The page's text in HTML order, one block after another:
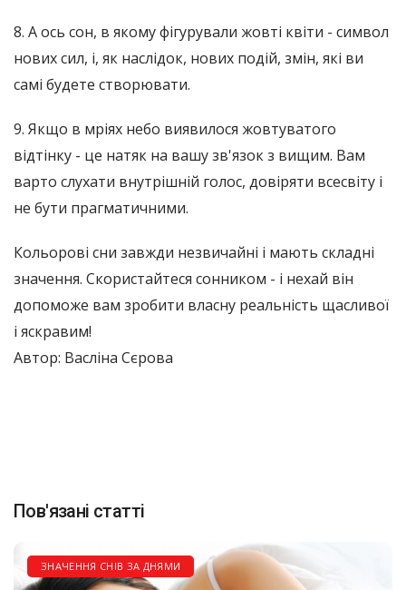
8. А ось сон, в якому фігурували жовті квіти - символ
нових сил, і, як наслідок, нових подій, змін, які ви
самі будете створювати.
9. Якщо в мріях небо виявилося жовтуватого
відтінку - це натяк на вашу зв'язок з вищим. Вам
варто слухати внутрішній голос, довіряти всесвіту і
не бути прагматичними.
Кольорові сни завжди незвичайні і мають складні
значення. Скористайтеся сонником - і нехай він
допоможе вам зробити власну реальність щасливої ​​
і яскравим!
Автор: Васліна Сєрова
Пов'язані статті
ЗНАЧЕННЯ СНІВ ЗА ДНЯМИ